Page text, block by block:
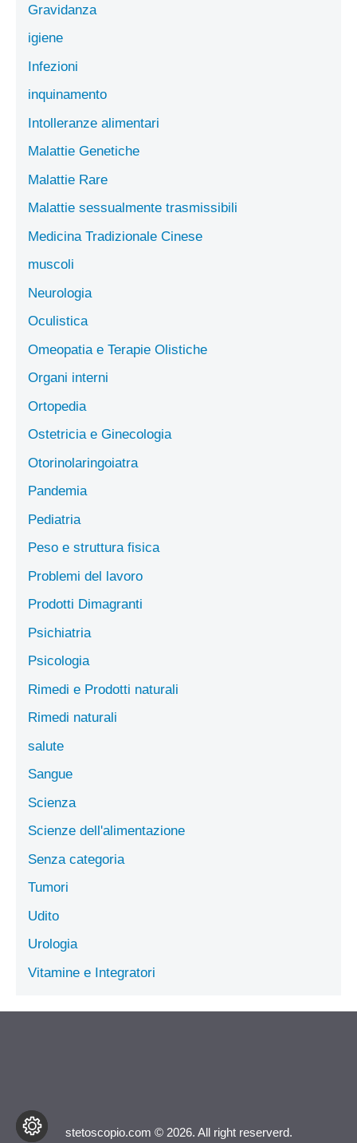
Gravidanza
igiene
Infezioni
inquinamento
Intolleranze alimentari
Malattie Genetiche
Malattie Rare
Malattie sessualmente trasmissibili
Medicina Tradizionale Cinese
muscoli
Neurologia
Oculistica
Omeopatia e Terapie Olistiche
Organi interni
Ortopedia
Ostetricia e Ginecologia
Otorinolaringoiatra
Pandemia
Pediatria
Peso e struttura fisica
Problemi del lavoro
Prodotti Dimagranti
Psichiatria
Psicologia
Rimedi e Prodotti naturali
Rimedi naturali
salute
Sangue
Scienza
Scienze dell'alimentazione
Senza categoria
Tumori
Udito
Urologia
Vitamine e Integratori
stetoscopio.com © 2026. All right reserverd.